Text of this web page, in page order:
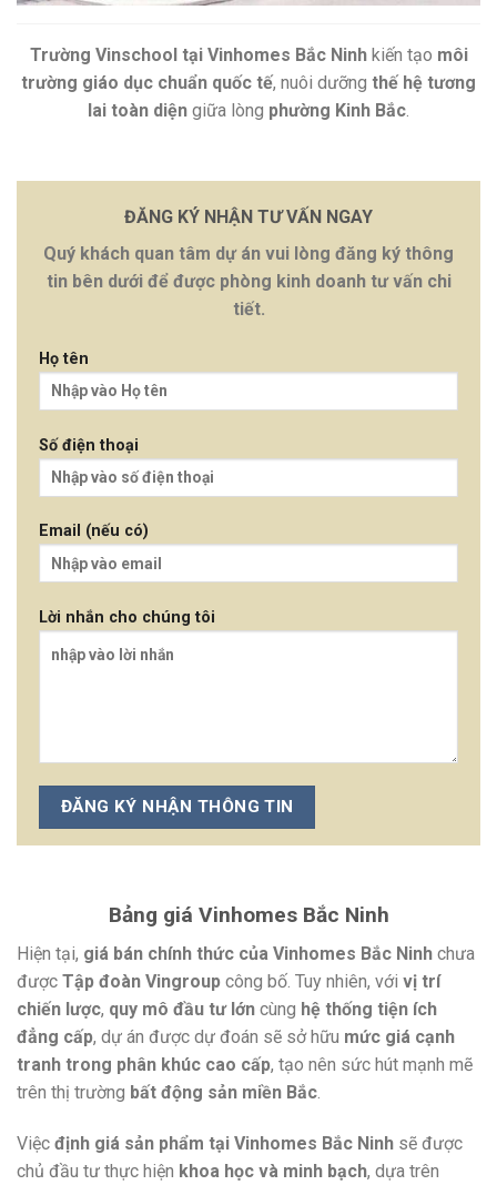
Trường Vinschool tại Vinhomes Bắc Ninhkiến tạo môi
trường giáo dục chuẩn quốc tế, nuôi dưỡng thế hệ tương
lai toàn diện giữa lòng phường Kinh Bắc.
ĐĂNG KÝ NHẬN TƯ VẤN NGAY
Quý khách quan tâm dự án vui lòng đăng ký thông
tin bên dưới để được phòng kinh doanh tư vấn chi
tiết.
Họ tên
Số điện thoại
Email (nếu có)
Lời nhắn cho chúng tôi
Bảng giá Vinhomes Bắc Ninh
Hiện tại, giá bán chính thức của Vinhomes Bắc Ninh chưa
được Tập đoàn Vingroup công bố. Tuy nhiên, với vị trí
chiến lược, quy mô đầu tư lớn cùng hệ thống tiện ích
đẳng cấp, dự án được dự đoán sẽ sở hữu mức giá cạnh
tranh trong phân khúc cao cấp, tạo nên sức hút mạnh mẽ
trên thị trường bất động sản miền Bắc
Việc định giá sản phẩm tại Vinhomes Bắc Ninh sẽ được
chủ đầu tư thực hiện khoa học và minh bạch, dựa trên